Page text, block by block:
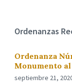
Ordenanzas
Ordenanza
Monumento
septiembre 21,